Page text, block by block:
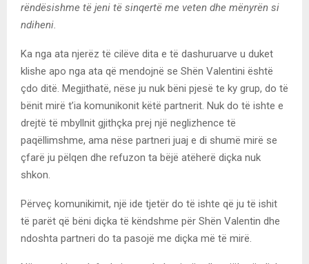
rëndësishme të jeni të sinqertë me veten dhe mënyrën si
ndiheni.
Ka nga ata njerëz të cilëve dita e të dashuruarve u duket
klishe apo nga ata që mendojnë se Shën Valentini është
çdo ditë. Megjithatë, nëse ju nuk bëni pjesë te ky grup, do të
bënit mirë t’ia komunikonit këtë partnerit. Nuk do të ishte e
drejtë të mbyllnit gjithçka prej një neglizhence të
paqëllimshme, ama nëse partneri juaj e di shumë mirë se
çfarë ju pëlqen dhe refuzon ta bëjë atëherë diçka nuk
shkon.
Përveç komunikimit, një ide tjetër do të ishte që ju të ishit
të parët që bëni diçka të këndshme për Shën Valentin dhe
ndoshta partneri do ta pasojë me diçka më të mirë.